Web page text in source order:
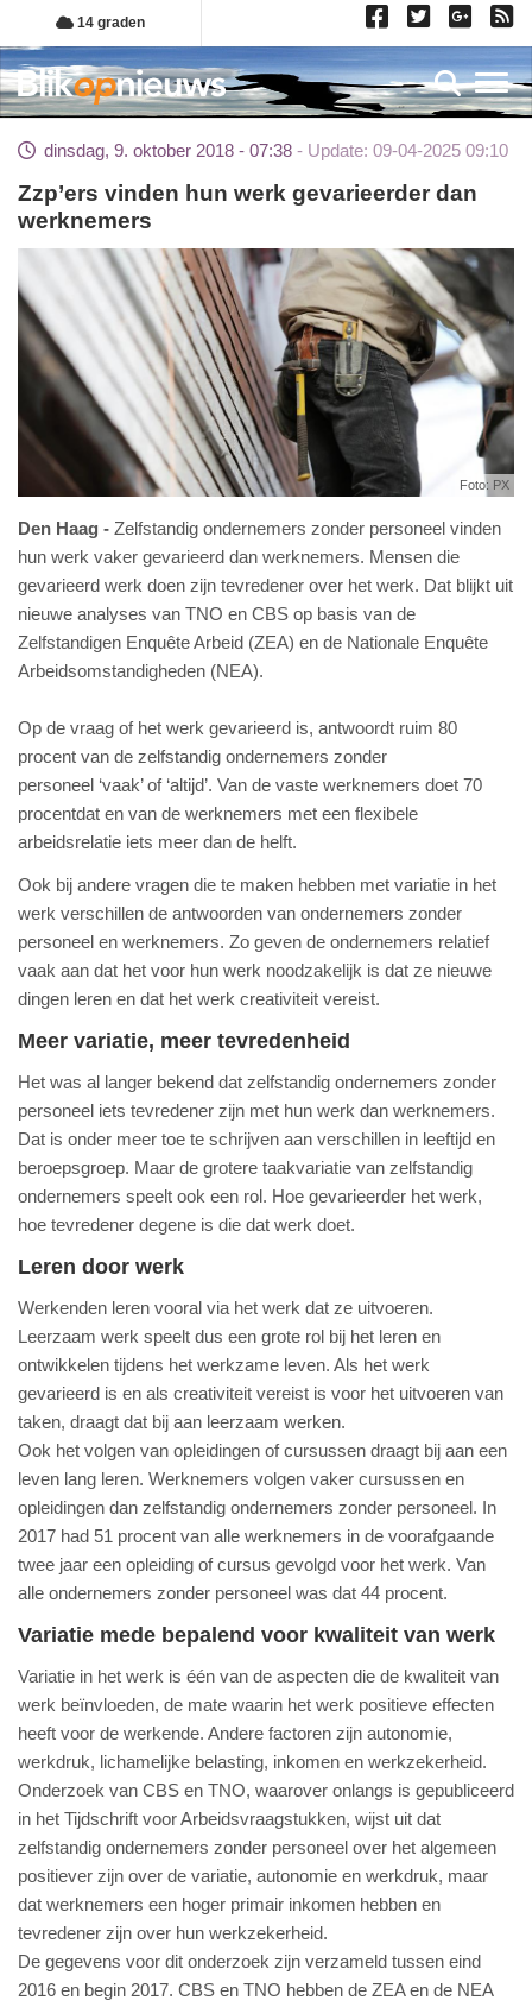
Overslaan
en
naar
de
gaan
14 graden
dinsdag, 9. oktober 2018 - 07:38 Update: 09-04-2025 09:10
Zzp’ers vinden hun werk gevarieerder dan
werknemers
Foto: PX
Den Haag
Zelfstandig ondernemers zonder personeel vinden
hun werk vaker gevarieerd dan werknemers. Mensen die
gevarieerd werk doen zijn tevredener over het werk. Dat blijkt uit
nieuwe analyses van TNO en CBS op basis van de
Zelfstandigen Enquête Arbeid (ZEA) en de Nationale Enquête
Arbeidsomstandigheden (NEA).
Op de vraag of het werk gevarieerd is, antwoordt ruim 80
procent van de zelfstandig ondernemers zonder
personeel ‘vaak’ of ‘altijd’. Van de vaste werknemers doet 70
procentdat en van de werknemers met een flexibele
arbeidsrelatie iets meer dan de helft.
Ook bij andere vragen die te maken hebben met variatie in het
werk verschillen de antwoorden van ondernemers zonder
personeel en werknemers. Zo geven de ondernemers relatief
vaak aan dat het voor hun werk noodzakelijk is dat ze nieuwe
dingen leren en dat het werk creativiteit vereist.
Meer variatie, meer tevredenheid
Het was al langer bekend dat zelfstandig ondernemers zonder
personeel iets tevredener zijn met hun werk dan werknemers.
Dat is onder meer toe te schrijven aan verschillen in leeftijd en
beroepsgroep. Maar de grotere taakvariatie van zelfstandig
ondernemers speelt ook een rol. Hoe gevarieerder het werk,
hoe tevredener degene is die dat werk doet.
Leren door werk
Werkenden leren vooral via het werk dat ze uitvoeren.
Leerzaam werk speelt dus een grote rol bij het leren en
ontwikkelen tijdens het werkzame leven. Als het werk
gevarieerd is en als creativiteit vereist is voor het uitvoeren van
taken, draagt dat bij aan leerzaam werken.
Ook het volgen van opleidingen of cursussen draagt bij aan een
leven lang leren. Werknemers volgen vaker cursussen en
opleidingen dan zelfstandig ondernemers zonder personeel. In
2017 had 51 procent van alle werknemers in de voorafgaande
twee jaar een opleiding of cursus gevolgd voor het werk. Van
alle ondernemers zonder personeel was dat 44 procent.
Variatie mede bepalend voor kwaliteit van werk
Variatie in het werk is één van de aspecten die de kwaliteit van
werk beïnvloeden, de mate waarin het werk positieve effecten
heeft voor de werkende. Andere factoren zijn autonomie,
werkdruk, lichamelijke belasting, inkomen en werkzekerheid.
Onderzoek van CBS en TNO, waarover onlangs is gepubliceerd
in het Tijdschrift voor Arbeidsvraagstukken, wijst uit dat
zelfstandig ondernemers zonder personeel over het algemeen
positiever zijn over de variatie, autonomie en werkdruk, maar
dat werknemers een hoger primair inkomen hebben en
tevredener zijn over hun werkzekerheid.
De gegevens voor dit onderzoek zijn verzameld tussen eind
2016 en begin 2017. CBS en TNO hebben de ZEA en de NEA